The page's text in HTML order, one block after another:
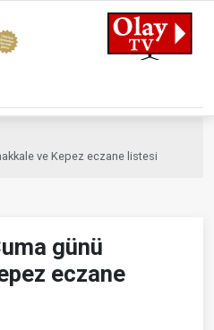
ve Kepez eczane listesi
günü
eczane